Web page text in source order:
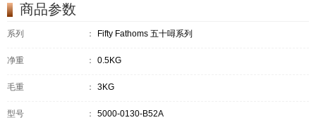
商品参数
系列 ： Fifty Fathoms 五十噚系列
净重 ： 0.5KG
毛重 ： 3KG
型号 ： 5000-0130-B52A